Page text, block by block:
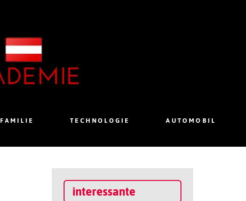
FAMILIE TECHNOLOGIE AUTOMOBIL
interessante